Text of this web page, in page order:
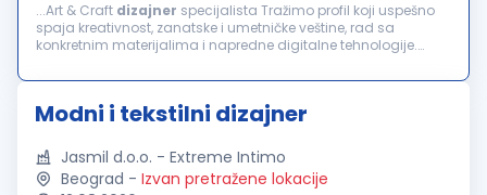
...Art & Craft dizajner specijalista Tražimo profil koji uspešno
spaja kreativnost, zanatske i umetničke veštine, rad sa
konkretnim materijalima i napredne digitalne tehnologije.
vizuelnih...
Modni i tekstilni dizajner
Jasmil d.o.o. - Extreme Intimo
Beograd - Izvan pretražene lokacije